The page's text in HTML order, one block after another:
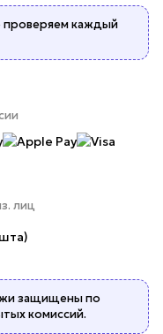
проверяем каждый
лиц
защищены по
комиссий.